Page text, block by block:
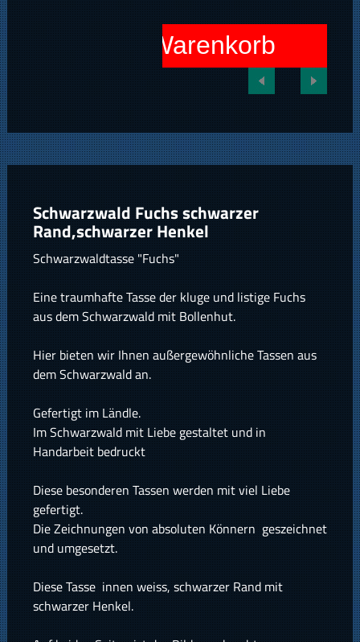
In den Warenkorb
Schwarzwald Fuchs schwarzer
Rand,schwarzer Henkel
Schwarzwaldtasse "Fuchs"
Eine traumhafte Tasse der kluge und listige Fuchs
aus dem Schwarzwald mit Bollenhut.
Hier bieten wir Ihnen außergewöhnliche Tassen aus
dem Schwarzwald an.
Gefertigt im Ländle.
Im Schwarzwald mit Liebe gestaltet und in
Handarbeit bedruckt
Diese besonderen Tassen werden mit viel Liebe
gefertigt.
Die Zeichnungen von absoluten Könnern geszeichnet
und umgesetzt.
Diese Tasse innen weiss, schwarzer Rand mit
schwarzer Henkel.